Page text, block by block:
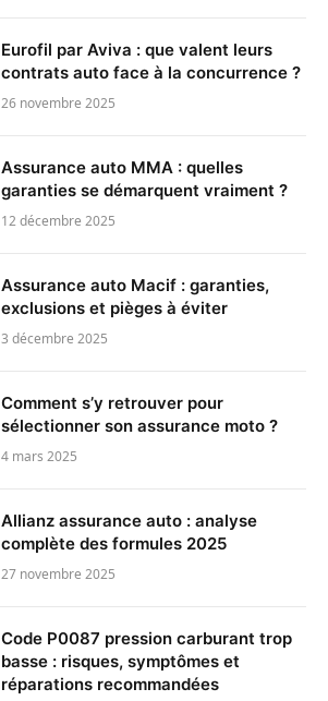
Eurofil par Aviva : que valent leurs
contrats auto face à la concurrence ?
26 novembre 2025
Assurance auto MMA : quelles
garanties se démarquent vraiment ?
12 décembre 2025
Assurance auto Macif : garanties,
exclusions et pièges à éviter
3 décembre 2025
Comment s’y retrouver pour
sélectionner son assurance moto ?
4 mars 2025
Allianz assurance auto : analyse
complète des formules 2025
27 novembre 2025
Code P0087 pression carburant trop
basse : risques, symptômes et
réparations recommandées